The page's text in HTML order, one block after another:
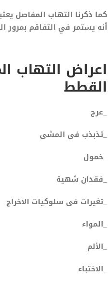
كما ذكرنا التهاب المفاصل
أنه يستمر في التفاقم بمرور
اعراض التهاب
القطط
_عرج
_تذبذب فى المشى
_خمول
_فقدان شهية
_تغيرات فى سلوكيات الاخراج
_المواء
_الألم
_الاختباء